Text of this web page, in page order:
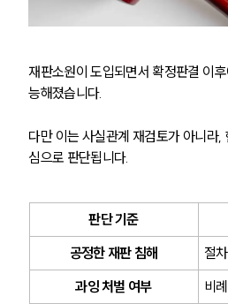
재판소원이 도입되면서 확정판결 이
능해졌습니다.
다만 이는 사실관계 재검토가 아니라,
심으로 판단됩니다.
판단 기준
공정한 재판 침해
절
과잉 처벌 여부
비